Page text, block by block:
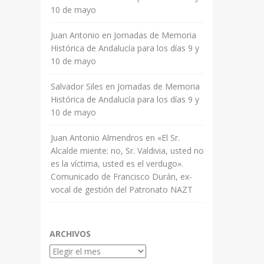
10 de mayo
Juan Antonio en Jornadas de Memoria
Histórica de Andalucía para los días 9 y
10 de mayo
Salvador Siles en Jornadas de Memoria
Histórica de Andalucía para los días 9 y
10 de mayo
Juan Antonio Almendros en «El Sr.
Alcalde miente: no, Sr. Valdivia, usted no
es la víctima, usted es el verdugo».
Comunicado de Francisco Durán, ex-
vocal de gestión del Patronato NAZT
ARCHIVOS
Archivos